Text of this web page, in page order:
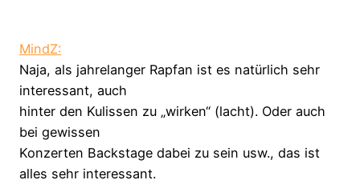
MindZ:
Naja, als jahrelanger Rapfan ist es natürlich sehr
interessant, auch
hinter den Kulissen zu „wirken“ (lacht). Oder auch
bei gewissen
Konzerten Backstage dabei zu sein usw., das ist
alles sehr interessant.